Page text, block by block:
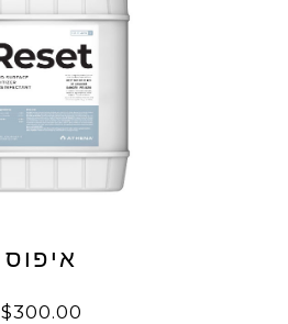
איפוס
$300.00